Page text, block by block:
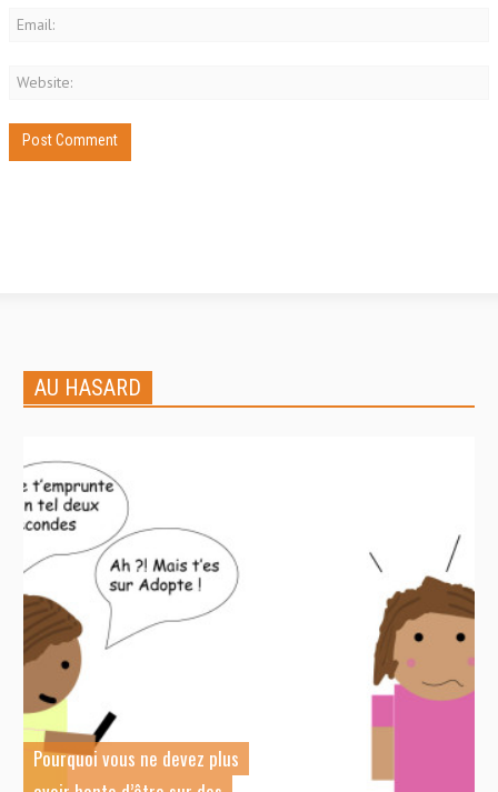
AU HASARD
Pourquoi vous ne devez plus